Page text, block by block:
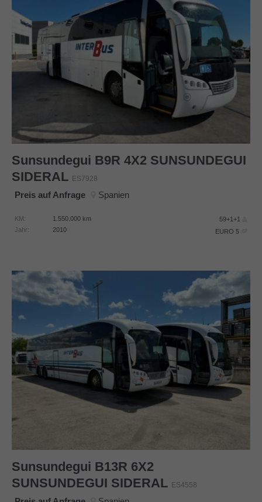
Sunsundegui B9R 4X2 SUNSUNDEGUI
SIDERAL ES7928
Preis auf Anfrage Spanien
KM: 1.550.000 km
Jahr:
2010
59+1+1
EURO 5
Sunsundegui B13R 6X2
SUNSUNDEGUI SIDERAL ES4558